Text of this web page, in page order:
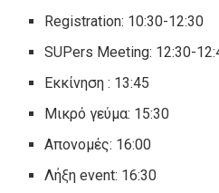
Registration: 10:30-12:30
SUPers Meeting: 12:30-
Εκκίνηση : 13:45
Μικρό γεύμα: 15:30
Απονομές: 16:00
Λήξη event: 16:30